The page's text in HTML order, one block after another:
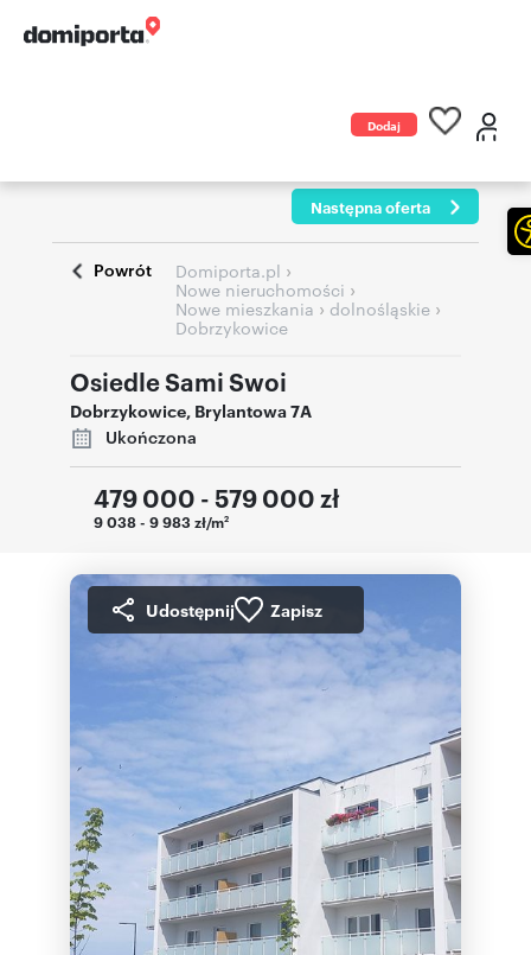
Dodaj
Następna oferta
Powrót Domiporta.pl ›
Nowe nieruchomości ›
Nowe mieszkania › dolnośląskie ›
Dobrzykowice
Osiedle Sami Swoi
Dobrzykowice, Brylantowa 7A
Ukończona
479 000 - 579 000 zł
9 038 - 9 983 zł/m2
Udostępnij Zapisz